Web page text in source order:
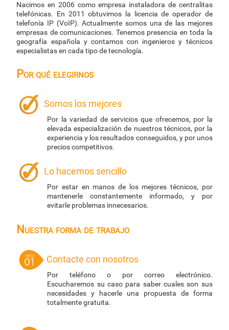
Nacimos en 2006 como empresa instaladora de centralitas
telefónicas. En 2011 obtuvimos la licencia de operador de
telefonía IP (VoIP). Actualmente somos una de las mejores
empresas de comunicaciones. Tenemos presencia en toda la
geografía española y contamos con ingenieros y técnicos
especialistas en cada tipo de tecnología.
Por qué elegirnos
Somos los mejores
Por la variedad de servicios que ofrecemos, por la
elevada especialización de nuestros técnicos, por la
experiencia y los resultados conseguidos, y por unos
precios competitivos.
Lo hacemos sencillo
Por estar en manos de los mejores técnicos, por
mantenerle constantemente informado, y por
evitarle problemas innecesarios.
Nuestra forma de trabajo
Contacte con nosotros
Por teléfono o por correo electrónico.
Escucharemos su caso para saber cuales son sus
necesidades y hacerle una propuesta de forma
totalmente gratuita.